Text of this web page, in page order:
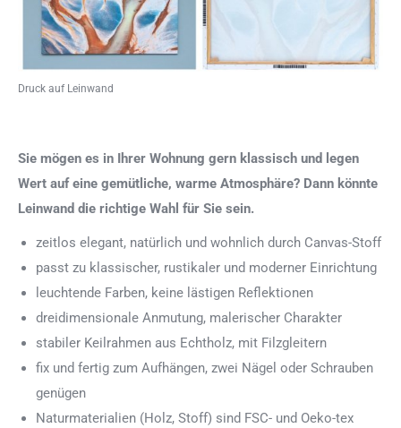
Druck auf Leinwand
Sie mögen es in Ihrer Wohnung gern klassisch und legen
Wert auf eine gemütliche, warme Atmosphäre? Dann könnte
Leinwand die richtige Wahl für Sie sein.
zeitlos elegant, natürlich und wohnlich durch Canvas-Stoff
passt zu klassischer, rustikaler und moderner Einrichtung
leuchtende Farben, keine lästigen Reflektionen
dreidimensionale Anmutung, malerischer Charakter
stabiler Keilrahmen aus Echtholz, mit Filzgleitern
fix und fertig zum Aufhängen, zwei Nägel oder Schrauben
genügen
Naturmaterialien (Holz, Stoff) sind FSC- und Oeko-tex